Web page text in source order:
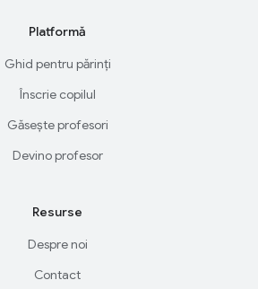
Platformă
Ghid pentru părinți
Înscrie copilul
Găsește profesori
Devino profesor
Resurse
Despre noi
Contact